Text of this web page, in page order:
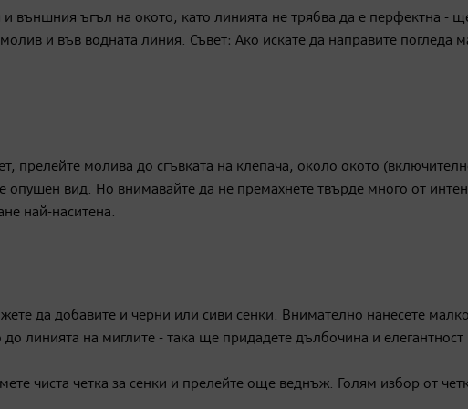
външния ъгъл на окото, като линията не трябва да е перфектна -
и във водната линия. Съвет: Ако искате да направите погледа
прелейте молива до сгъвката на клепача, около окото
опушен вид. Но внимавайте да не премахнете твърде много от
най-наситена.
да добавите и черни или сиви сенки. Внимателно нанесете
до линията на миглите - така ще придадете дълбочина и елегантност
чиста четка за сенки и прелейте още веднъж. Голям избор от